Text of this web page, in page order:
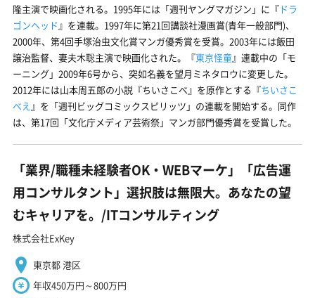
隆主演で映画化される。1995年には「週刊ヤングマガジン」に『 ドラ
ゴンヘッド』を連載。1997年に第21回講談社漫画賞(青年一般部門)、
2000年、第4回手塚治虫文化賞マンガ優秀賞を受賞。2003年には飯田
譲治監督、妻夫木聡主演で映画化された。『東京怪童』連載中の「モ
ーニング」2009年6号から、突如名義を望月ミネタロウに変更した。
2012年には山本周五郎の小説『ちいさこべ』を原作とする『ちいさこ
べえ 』を「週刊ビッグコミックスピリッツ」の連載を開始する。同作
は、第17回「文化庁メディア芸術祭」マンガ部門優秀賞を受賞した。
「業界/職種未経験者OK・WEBマーケ」「広告運
用コンサルタント」選択肢は無限大。あなたの望
むキャリアを。/ITコンサルティング
株式会社ExKey
東京都 港区
年収450万円～800万円